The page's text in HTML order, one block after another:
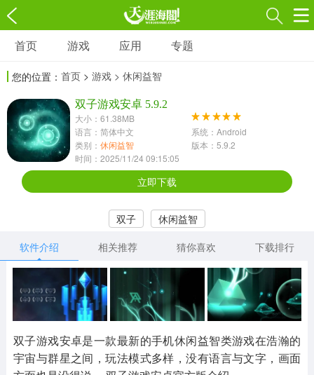
游戏
3697款应用
1597款应用
休闲益智
13387款应用
2196款应用
418款应用
音乐舞蹈
269款应用
2716款应用
515款应用
其他
1654款应用
游戏助手
515款应用
MOD游戏
1056款应用
首页 游戏 应用 专题
您的位置： 首页 > 游戏 > 休闲益智
双子游戏安卓 5.9.2
大小：61.38MB
语言：简体中文
系统：Android
类别： 休闲益智
版本：5.9.2
时间：2025/11/24 09:15:05
立即下载
双子
休闲益智
软件介绍
相关推荐 猜你喜欢 下载排行
双子游戏安卓是一款最新的手机休闲益智类游戏在浩瀚的
宇宙与群星之间，玩法模式多样，没有语言与文字，画面